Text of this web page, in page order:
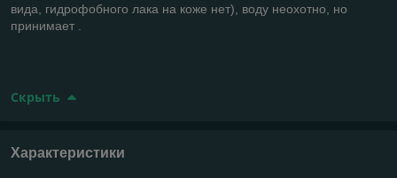
вида, гидрофобного лака на коже нет), воду неохотно, но
принимает .
Скрыть
Характеристики